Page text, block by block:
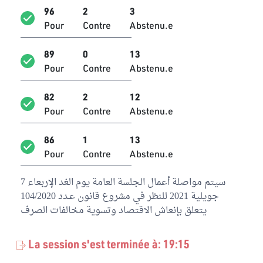
Issam Bargougui
Indépendant
Iyadh Elloumi
Indépendant
Jamali Boudhouafi
Bloc Qalb Tounes
Jalal Zayati
Bloc de la Réforme
Kamel Habib Faraj
Bloc Démocrate
Khaled Krichi
96
Pour
2
Contre
3
Abstenu.e
89
Pour
0
Contre
13
Abstenu.e
82
Pour
2
Contre
12
Abstenu.e
86
Pour
1
Contre
13
Abstenu.e
سيتم مواصلة أعمال الجلسة العامة يوم الغد الإربعاء 7
جويلية 2021 للنظر في مشروع قانون عـدد 104/2020
يتعلق بإنعاش الاقتصاد وتسوية مخالفات الصرف
La session s'est terminée à: 19:15